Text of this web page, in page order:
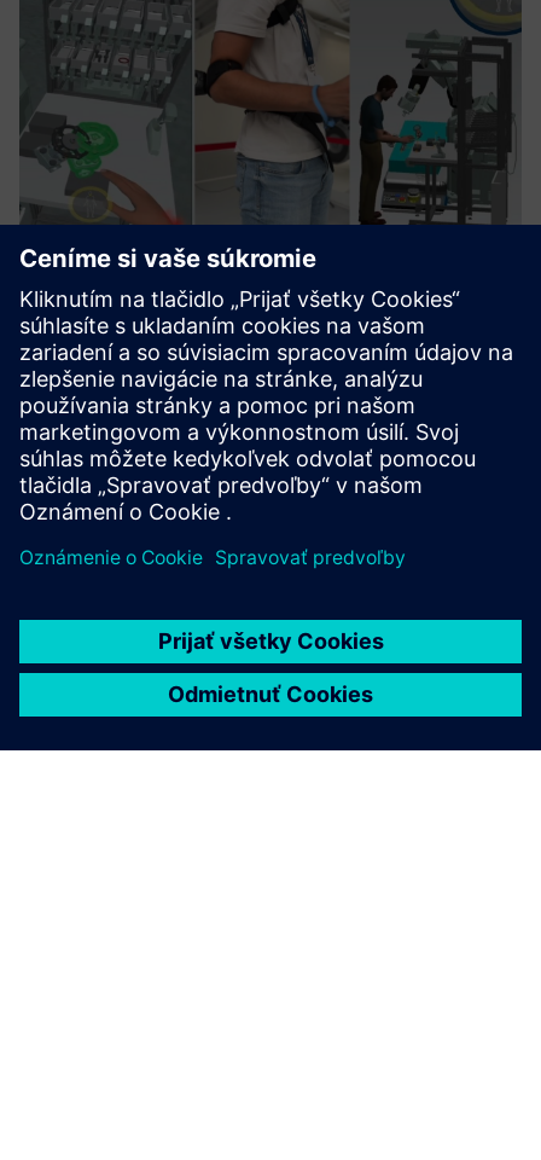
Digital Twin Technology through
our VR Solutions
Our solutions enable analyzing product and process
performances in virtual environments with digital twin
technology and virtual commissioning
Prečítajte si viac